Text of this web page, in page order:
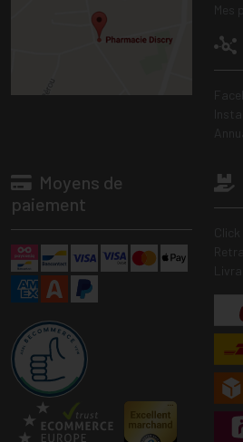
Moyens de
paiement